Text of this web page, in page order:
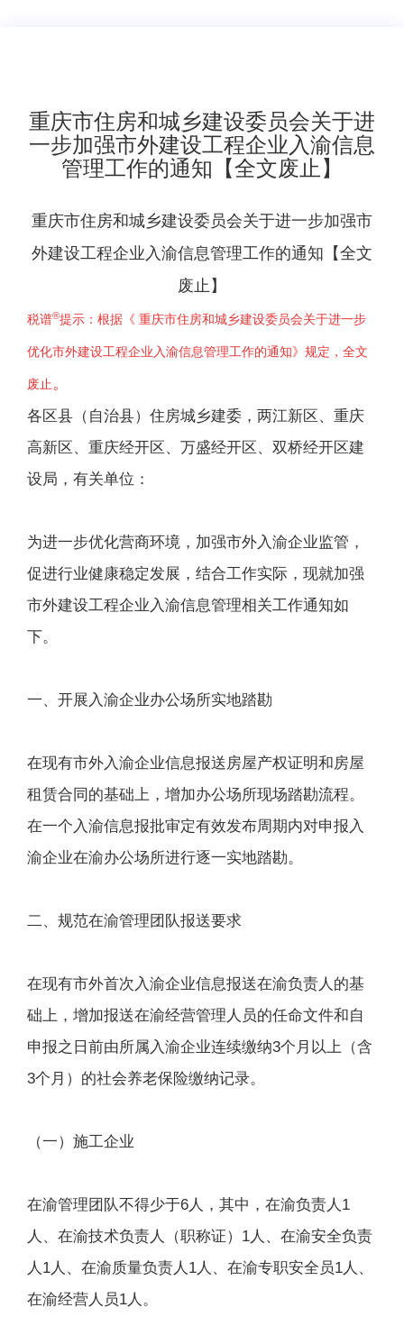
重庆市住房和城乡建设委员会关于进
一步加强市外建设工程企业入渝信息
管理工作的通知【全文废止】
重庆市住房和城乡建设委员会关于进一步加强市
外建设工程企业入渝信息管理工作的通知【全文
废止】
税谱®提示：根据《 重庆市住房和城乡建设委员会关于进一步
优化市外建设工程企业入渝信息管理工作的通知》 规定，全文
废止。
各区县（自治县）住房城乡建委，两江新区、重庆
高新区、重庆经开区、万盛经开区、双桥经开区建
设局，有关单位：
为进一步优化营商环境，加强市外入渝企业监管，
促进行业健康稳定发展，结合工作实际，现就加强
市外建设工程企业入渝信息管理相关工作通知如
下。
一、开展入渝企业办公场所实地踏勘
在现有市外入渝企业信息报送房屋产权证明和房屋
租赁合同的基础上，增加办公场所现场踏勘流程。
在一个入渝信息报批审定有效发布周期内对申报入
渝企业在渝办公场所进行逐一实地踏勘。
二、规范在渝管理团队报送要求
在现有市外首次入渝企业信息报送在渝负责人的基
础上，增加报送在渝经营管理人员的任命文件和自
申报之日前由所属入渝企业连续缴纳3个月以上（含
3个月）的社会养老保险缴纳记录。
（一）施工企业
在渝管理团队不得少于6人，其中，在渝负责人1
人、在渝技术负责人（职称证）1人、在渝安全负责
人1人、在渝质量负责人1人、在渝专职安全员1人、
在渝经营人员1人。